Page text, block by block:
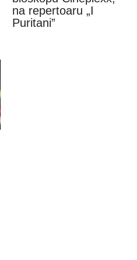
na repertoaru „I
Puritani”